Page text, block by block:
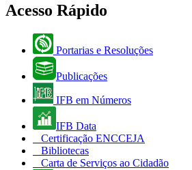
Acesso Rápido
Portarias e Resoluções
Publicações
IFB em Números
IFB Data
Certificação ENCCEJA
Bibliotecas
Carta de Serviços ao Cidadão